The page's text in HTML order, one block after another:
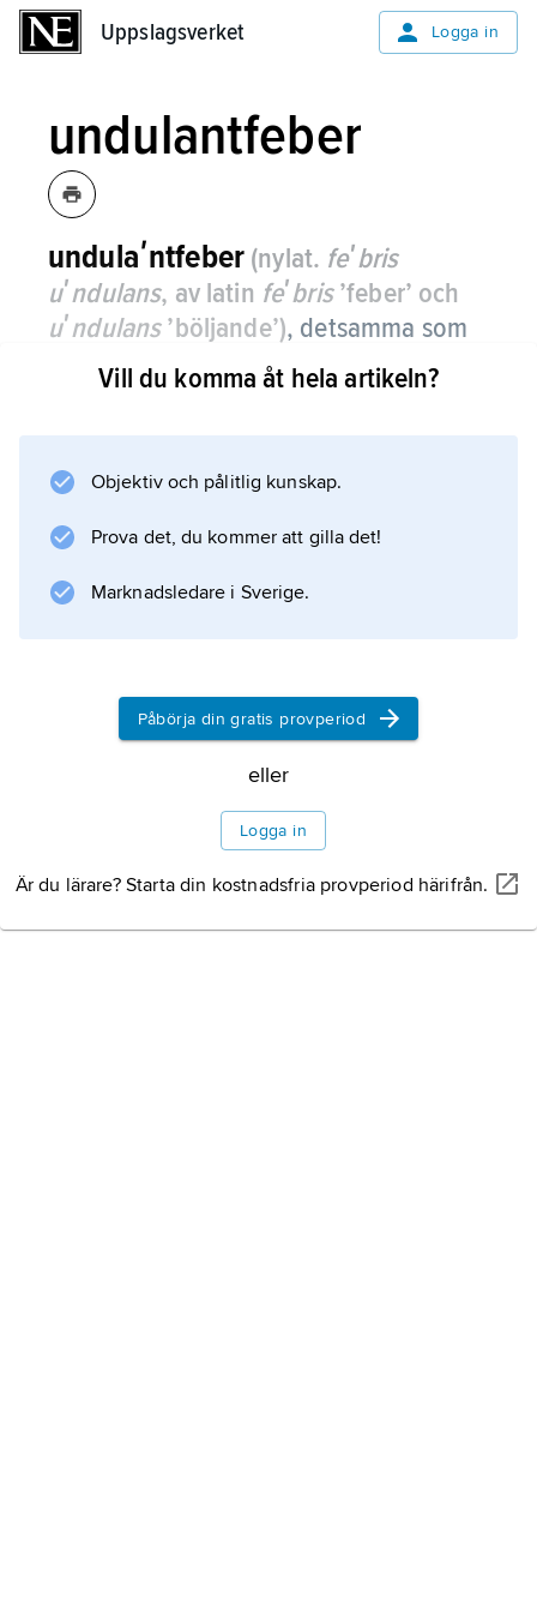
Uppslagsverket Logga in
undulantfeber
undulaʹntfeber (nylat. feʹbris
uʹndulans, av latin feʹbris’feber’ och
uʹndulans’böljande’), detsamma som
brucellos hos människa.
Vill du komma åt hela artikeln?
Objektiv och pålitlig kunskap.
Prova det, du kommer att gilla det!
Marknadsledare i Sverige.
Påbörja din gratis provperiod
eller
Logga in
Är du lärare? Starta din kostnadsfria provperiod härifrån.